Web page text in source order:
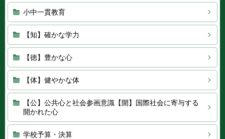
小中一貫教育
【知】確かな学力
【徳】豊かな心
【体】健やかな体
【公】公共心と社会参画意識【開】国際社会に寄与する
開かれた心
学校予算・決算